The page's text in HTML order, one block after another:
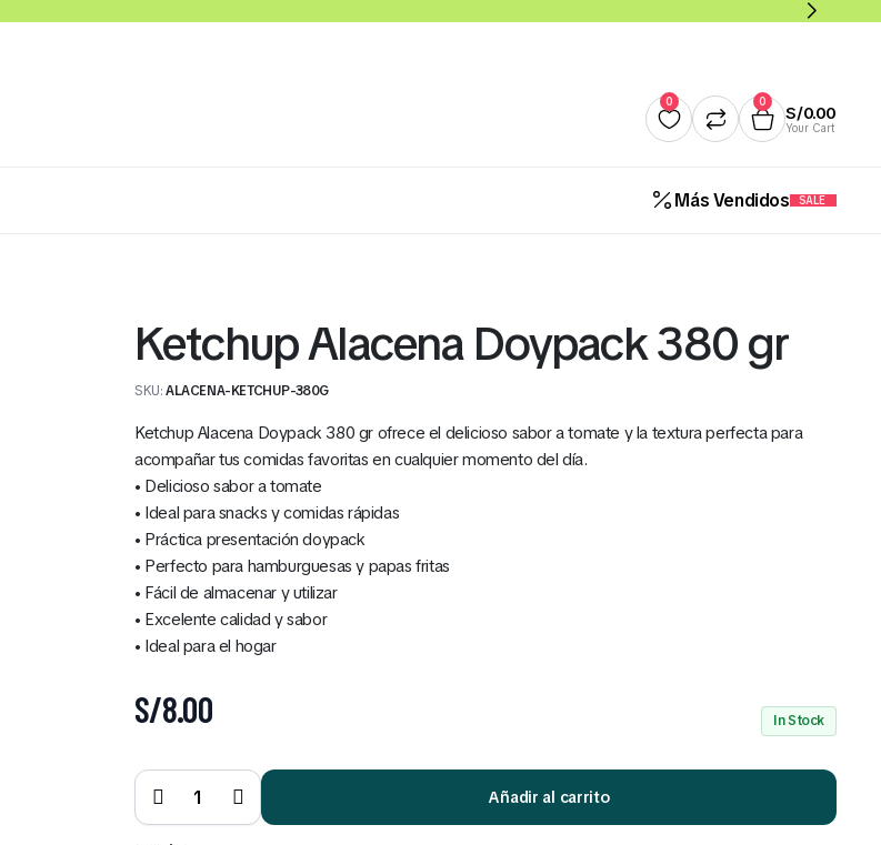
0 0
S/0.00
Your Cart
Más Vendidos SALE
S/5.00
Ketchup Alacena Doypack 380 gr
SKU:ALACENA-KETCHUP-380G
Ketchup Alacena Doypack 380 gr ofrece el delicioso sabor a tomate y la textura perfecta para
acompañar tus comidas favoritas en cualquier momento del día.
• Delicioso sabor a tomate
• Ideal para snacks y comidas rápidas
• Práctica presentación doypack
• Perfecto para hamburguesas y papas fritas
• Fácil de almacenar y utilizar
• Excelente calidad y sabor
• Ideal para el hogar
S/8.00 In Stock
Ketchup
Alacena
Doypack
380 gr
quantity
Añadir al carrito